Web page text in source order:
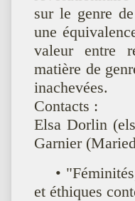
sur le genre
une
valeur entre
matière de
inachevées.
Contacts :
Elsa Dorlin
Garnier
•
et éthiques